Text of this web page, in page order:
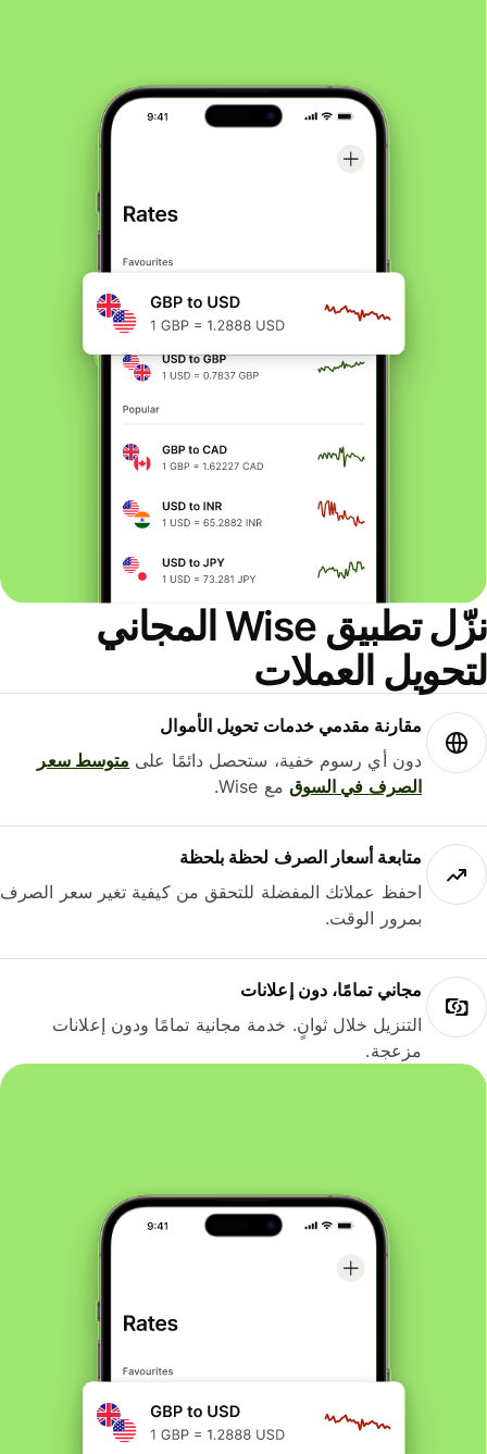
نزّل تطبيق Wise المجاني
العملات
مقارنة مقدمي خدمات تحويل الأموال
دون أي رسوم خفية، ستحصل دائمًا علىمتوسط ​​سعر
الصرف في السوقمع Wise.
متابعة أسعار الصرف لحظة بلحظة
احفظ عملاتك المفضلة للتحقق من كيفية تغير سعر الصرف
بمرور الوقت.
مجاني تمامًا، دون إعلانات
التنزيل خلال ثوانٍ. خدمة مجانية تمامًا ودون إعلانات
مزعجة.